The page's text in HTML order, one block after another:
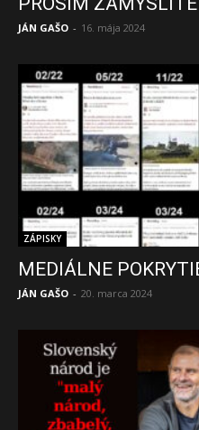
JÁN GAŠO - 16. mája 2024
ZÁPISKY
MEDIÁLNE
JÁN GAŠO - 20. marca 2024